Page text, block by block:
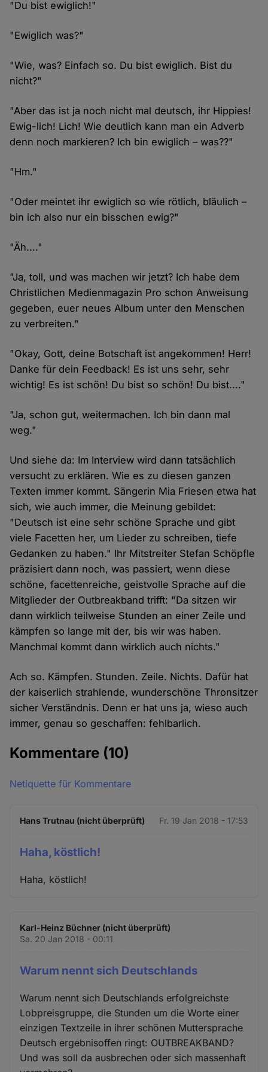
"Du bist ewiglich!"
"Ewiglich was?"
"Wie, was? Einfach so. Du bist ewiglich. Bist du
nicht?"
"Aber das ist ja noch nicht mal deutsch, ihr Hippies!
Ewig-lich! Lich! Wie deutlich kann man ein Adverb
denn noch markieren? Ich bin ewiglich – was??"
"Hm."
"Oder meintet ihr ewiglich so wie rötlich, bläulich –
bin ich also nur ein bisschen ewig?"
"Äh...."
"Ja, toll, und was machen wir jetzt? Ich habe dem
Christlichen Medienmagazin Pro schon Anweisung
gegeben, euer neues Album unter den Menschen
zu verbreiten."
"Okay, Gott, deine Botschaft ist angekommen! Herr!
Danke für dein Feedback! Es ist uns sehr, sehr
wichtig! Es ist schön! Du bist so schön! Du bist...."
"Ja, schon gut, weitermachen. Ich bin dann mal
weg."
Und siehe da: Im Interview wird dann tatsächlich
versucht zu erklären. Wie es zu diesen ganzen
Texten immer kommt. Sängerin Mia Friesen etwa hat
sich, wie auch immer, die Meinung gebildet:
"Deutsch ist eine sehr schöne Sprache und gibt
viele Facetten her, um Lieder zu schreiben, tiefe
Gedanken zu haben." Ihr Mitstreiter Stefan Schöpfle
präzisiert dann noch, was passiert, wenn diese
schöne, facettenreiche, geistvolle Sprache auf die
Mitglieder der Outbreakband trifft: "Da sitzen wir
dann wirklich teilweise Stunden an einer Zeile und
kämpfen so lange mit der, bis wir was haben.
Manchmal kommt dann wirklich auch nichts."
Ach so. Kämpfen. Stunden. Zeile. Nichts. Dafür hat
der kaiserlich strahlende, wunderschöne Thronsitzer
sicher Verständnis. Denn er hat uns ja, wieso auch
immer, genau so geschaffen: fehlbarlich.
Kommentare (10)
Netiquette für Kommentare
Hans Trutnau (nicht überprüft) Fr. 19 Jan 2018 - 17:53
Haha, köstlich!
Haha, köstlich!
Karl-Heinz Büchner (nicht überprüft)
Sa. 20 Jan 2018 - 00:11
Warum nennt sich Deutschlands
Warum nennt sich Deutschlands erfolgreichste
Lobpreisgruppe, die Stunden um die Worte einer
einzigen Textzeile in ihrer schönen Muttersprache
Deutsch ergebnisoffen ringt: OUTBREAKBAND?
Und was soll da ausbrechen oder sich massenhaft